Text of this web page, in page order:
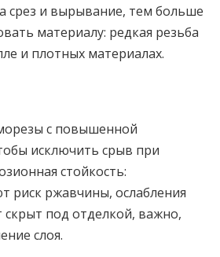
срез и вырывание, тем больше
материалу: редкая резьба
и плотных материалах.
с повышенной
исключить срыв при
стойкость:
риск ржавчины, ослабления
скрыт под отделкой, важно,
слоя.